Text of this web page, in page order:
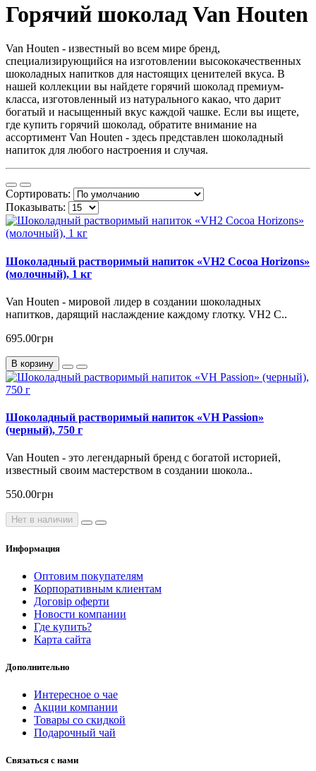
Горячий шоколад Van Houten
Van Houten - известный во всем мире бренд,
специализирующийся на изготовлении высококачественных
шоколадных напитков для настоящих ценителей вкуса. В
нашей коллекции вы найдете горячий шоколад премиум-
класса, изготовленный из натурального какао, что дарит
богатый и насыщенный вкус каждой чашке. Если вы ищете,
где купить горячий шоколад, обратите внимание на
ассортимент Van Houten - здесь представлен шоколадный
напиток для любого настроения и случая.
Сортировать:
Показывать:
Шоколадный растворимый напиток «VH2 Cocoa Horizons»
(молочный), 1 кг
Van Houten - мировой лидер в создании шоколадных
напитков, дарящий наслаждение каждому глотку. VH2 C..
695.00грн
В корзину
Шоколадный растворимый напиток «VH Passion»
(черный), 750 г
Van Houten - это легендарный бренд с богатой историей,
известный своим мастерством в создании шокола..
550.00грн
Нет в наличии
Информация
Оптовим покупателям
Корпоративным клиентам
Договір оферти
Новости компании
Где купить?
Карта сайта
Дополнительно
Интересное о чае
Акции компании
Товары со скидкой
Подарочный чай
Связаться с нами